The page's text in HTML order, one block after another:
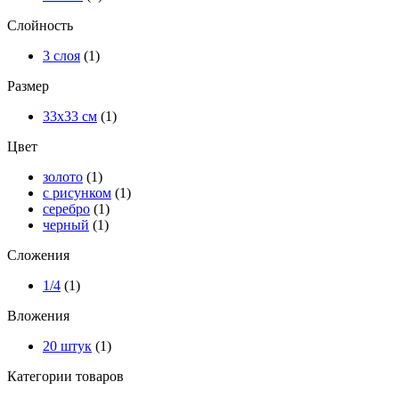
Слойность
3 слоя (1)
Размер
33х33 см (1)
Цвет
золото (1)
с рисунком (1)
серебро (1)
черный (1)
Сложения
1/4 (1)
Вложения
20 штук (1)
Категории товаров